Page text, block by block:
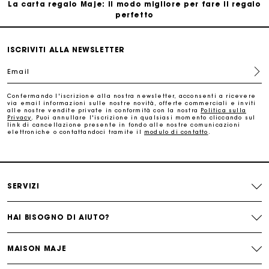
La carta regalo Maje: il modo migliore per fare il regalo
perfetto
Cambi & Resi gratuiti
ISCRIVITI ALLA NEWSLETTER
Email
Confermando l'iscrizione alla nostra newsletter, acconsenti a ricevere
via email informazioni sulle nostre novità, offerte commerciali e inviti
alle nostre vendite private in conformità con la nostra Politica sulla
Privacy
. Puoi annullare l'iscrizione in qualsiasi momento cliccando sul
link di cancellazione presente in fondo alle nostre comunicazioni
elettroniche o contattandoci tramite il modulo di contatto
SERVIZI
HAI BISOGNO DI AIUTO?
MAISON MAJE